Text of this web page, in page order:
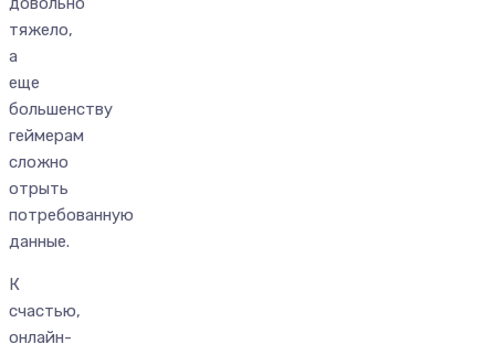
тяжело,
а
еще
большенству
геймерам
сложно
отрыть
потребованную
данные.
К
счастью,
онлайн-